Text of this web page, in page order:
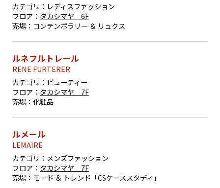
カテゴリ： レディスファッション
フロア： タカシマヤ 6F
売場： コンテンポラリー ＆ リュクス
ルネフルトレール
RENE FURTERER
カテゴリ： ビューティー
フロア： タカシマヤ 7F
売場：化粧品
ルメール
LEMAIRE
カテゴリ： メンズファッション
フロア： タカシマヤ 7F
売場： モード ＆ トレンド「CSケーススタディ」